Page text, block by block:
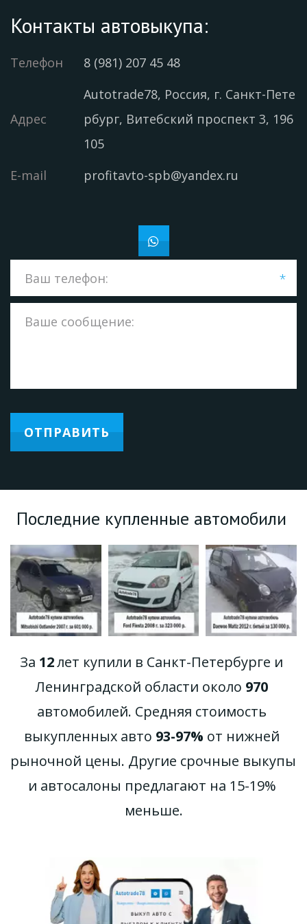
Контакты автовыкупа:
Телефон 8 (981) 207 45 48
Адрес
Autotrade78, Россия, г. Санкт-Пете
рбург, Витебский проспект 3, 196
105
E-mail
profitavto-spb@yandex.ru
*
ОТПРАВИТЬ
Последние купленные автомобили
За 12 лет купили в Санкт-Петербурге и
Ленинградской области около 970
автомобилей. Средняя стоимость
выкупленных авто 93-97% от нижней
рыночной цены. Другие срочные выкупы
и автосалоны предлагают на 15-19%
меньше.